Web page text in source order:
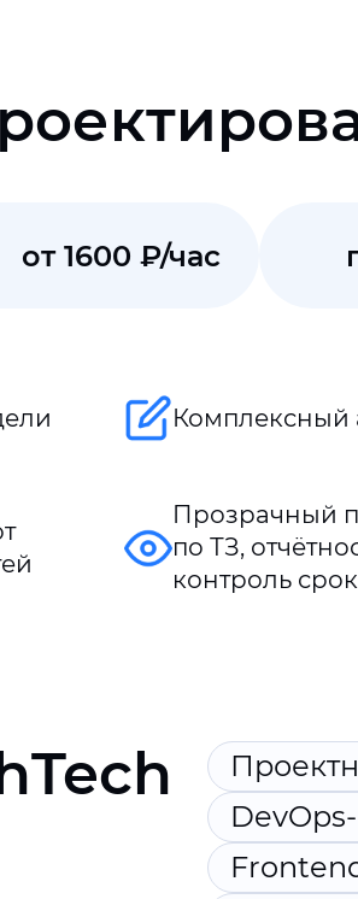
от 1600 ₽/час
Комплексный
Прозрачный
по ТЗ,
контроль